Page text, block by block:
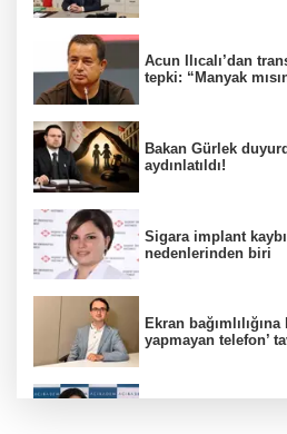
Acun Ilıcalı’dan
tepki: “Manyak
Bakan Gürlek
aydınlatıldı!
Sigara implant
nedenlerinden biri
Ekran bağımlılığına
yapmayan telefon’